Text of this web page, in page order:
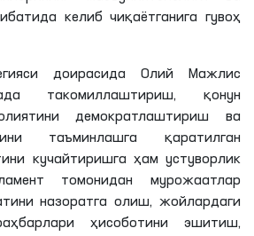
келиб чиқаётганига гувоҳ
доирасида Олий Мажлис
такомиллаштириш, қонун
демократлаштириш ва
таъминлашга қаратилган
кучайтиришга ҳам устуворлик
томонидан мурожаатлар
назоратга олиш, жойлардаги
ҳисоботини эшитиш,